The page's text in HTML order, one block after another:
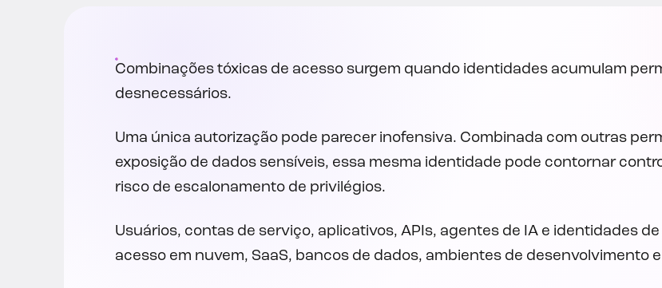
Combinações tóxicas de acesso surgem quando identidades acumulam
desnecessários.
Uma única autorização pode parecer inofensiva. Combinada com outras
exposição de dados sensíveis, essa mesma identidade pode contornar
risco de escalonamento de privilégios.
Usuários, contas de serviço, aplicativos, APIs, agentes de IA e identidades
acesso em nuvem, SaaS, bancos de dados, ambientes de desenvolvimento